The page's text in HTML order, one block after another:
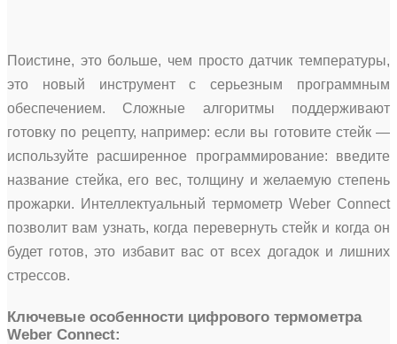
Поистине, это больше, чем просто датчик температуры,
это новый инструмент с серьезным программным
обеспечением. Сложные алгоритмы поддерживают
готовку по рецепту, например: если вы готовите стейк —
используйте расширенное программирование: введите
название стейка, его вес, толщину и желаемую степень
прожарки. Интеллектуальный термометр Weber Connect
позволит вам узнать, когда перевернуть стейк и когда он
будет готов, это избавит вас от всех догадок и лишних
стрессов.
Ключевые особенности цифрового термометра
Weber Connect: